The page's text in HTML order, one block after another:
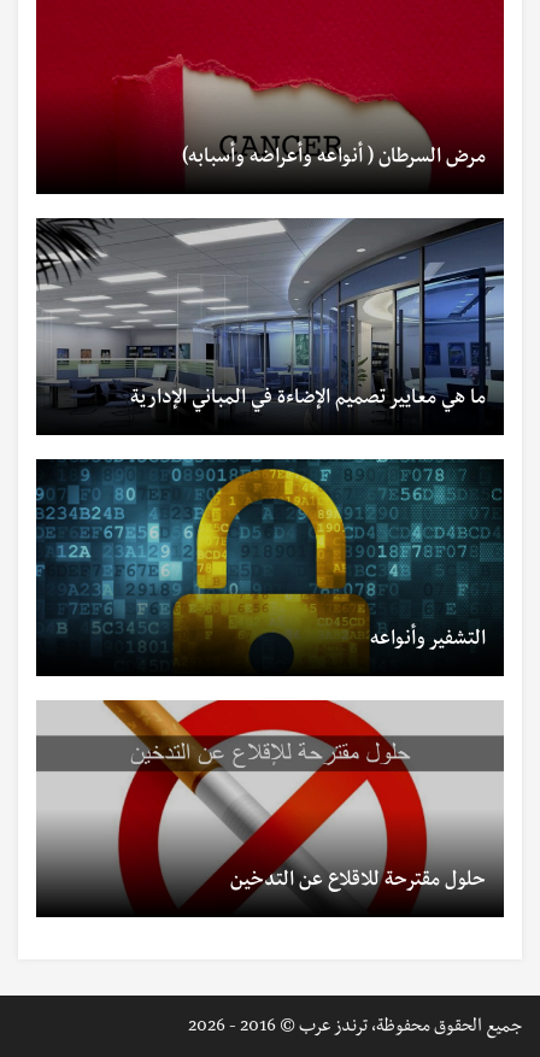
مرض السرطان ( أنواعه وأعراضه وأسبابه)
ما هي معايير تصميم الإضاءة في المباني الإدارية
التشفير وأنواعه
حلول مقترحة للاقلاع عن التدخين
جميع الحقوق محفوظة، ترندز عرب © 2016 - 2026